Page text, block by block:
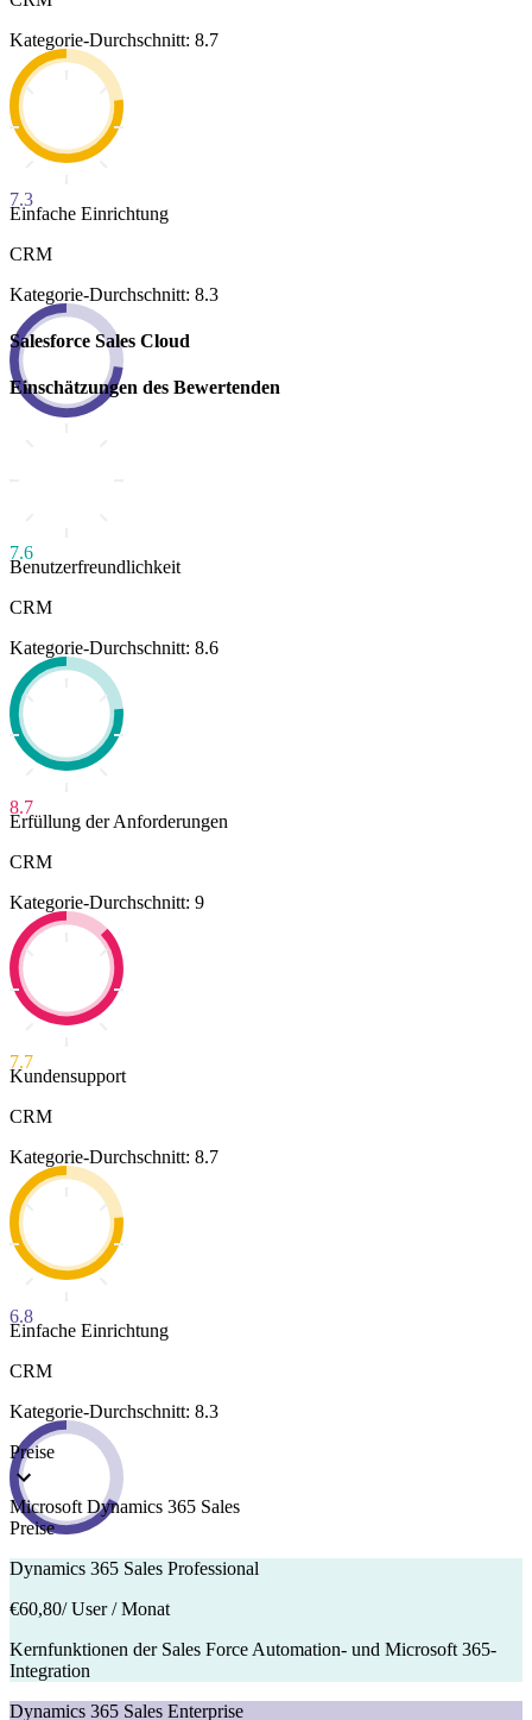
Kategorie-Durchschnitt: 8.7
7.3
Einfache Einrichtung
CRM
Kategorie-Durchschnitt: 8.3
Salesforce Sales Cloud
Einschätzungen des Bewertenden
7.6
Benutzerfreundlichkeit
CRM
Kategorie-Durchschnitt: 8.6
8.7
Erfüllung der Anforderungen
CRM
Kategorie-Durchschnitt: 9
7.7
Kundensupport
CRM
Kategorie-Durchschnitt: 8.7
6.8
Einfache Einrichtung
CRM
Kategorie-Durchschnitt: 8.3
Preise
Microsoft Dynamics 365 Sales
Preise
Dynamics 365 Sales Professional
€60,80/ User / Monat
Kernfunktionen der Sales Force Automation- und Microsoft 365-
Integration
Dynamics 365 Sales Enterprise